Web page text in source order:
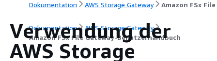
Dokumentation AWS Storage Gateway
Dokumentation
AWS Storage Gateway
Amazon FSx File Gateway-Benutzerhandbuch
Verwendung der
AWS Storage